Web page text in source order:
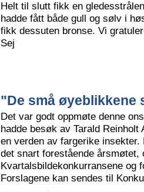
Helt til slutt fikk en
hadde fått både gull og sølv i
fikk dessuten bronse. Vi
Sej
"De små øyeblikkene
Det var godt oppmøte denne
hadde besøk av Tarald
en verden av fargerike
det snart forestående
Kvartalsbildekonkurransene og
Forslagene kan sendes til